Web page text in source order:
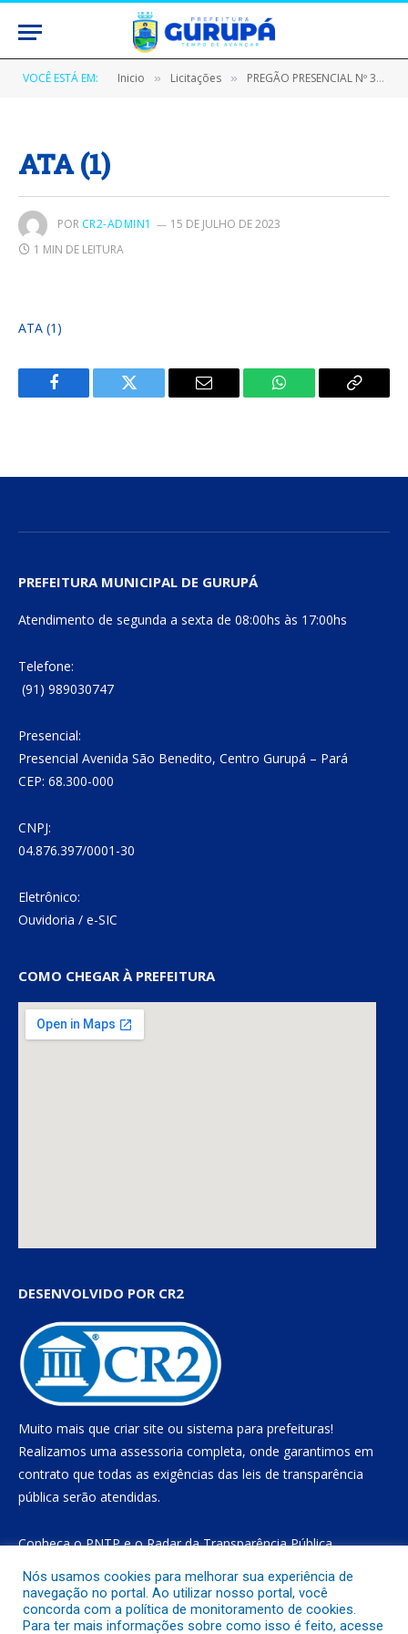
VOCÊ ESTÁ EM: Inicio » Licitações » PREGÃO PRESENCIAL Nº 300301/2023 – CPL/PMG (AQUISIÇÃO DE MATERIAIS PERMANENTES PARA AS UNIDADES ADMINISTRATIVAS DO MUNICÍPIO DE GURUPÁ)
ATA (1)
POR CR2-ADMIN1
15 DE JULHO DE 2023
1 MIN DE LEITURA
ATA (1)
Facebook Twitter
E-
WhatsApp Copiar
PREFEITURA MUNICIPAL DE GURUPÁ
Atendimento de segunda a sexta de 08:00hs às 17:00hs
Telefone:
(91) 989030747
Presencial:
Presencial Avenida São Benedito, Centro Gurupá – Pará
CEP: 68.300-000
CNPJ:
04.876.397/0001-30
Eletrônico:
Ouvidoria / e-SIC
COMO CHEGAR À PREFEITURA
DESENVOLVIDO POR CR2
Muito mais que criar site ou sistema para prefeituras!
Realizamos uma assessoria completa, onde garantimos em
contrato que todas as exigências das leis de transparência
pública serão atendidas.
Conheça oPNTPe oRadar da Transparência Pública
Todos os direitos reservados a Prefeitura Municipal de Gurupá
Nós usamos cookies para melhorar sua experiência de
navegação no portal. Ao utilizar nosso portal, você
concorda com a política de monitoramento de cookies.
Para ter mais informações sobre como isso é feito, acesse